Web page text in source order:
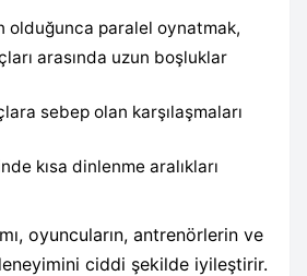
olduğunca paralel oynatmak,
arasında uzun boşluklar
sebep olan karşılaşmaları
kısa dinlenme aralıkları
oyuncuların, antrenörlerin ve
ciddi şekilde iyileştirir.